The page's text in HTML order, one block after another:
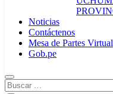
Noticias
Contáctenos
Mesa de Partes Virtual
Gob.pe
Buscar: